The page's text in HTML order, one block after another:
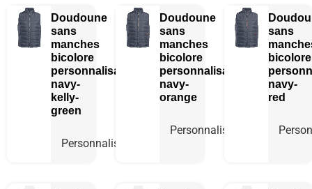
Doudoune
sans
manches
bicolore
personnalisable
navy-
kelly-
green
Personnaliser
Doudoune
sans
manches
bicolore
personnalisable
navy-
orange
Personnaliser
sans
bicolore
navy-
red